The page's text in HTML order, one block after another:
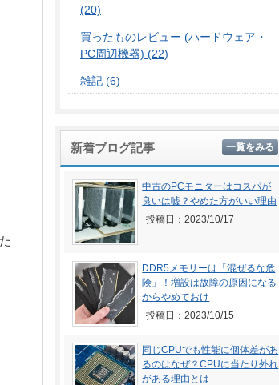
(20)
買ったものレビュー (ハードウェア・
PC周辺機器) (22)
雑記 (6)
新着ブログ記事 一覧をみる
中古のPCモニターはコスパが
良いは嘘？やめた方がいい理由
投稿日：2023/10/17
DDR5メモリーは「混ぜるな危
険」！増設は故障の原因になる
からやめておけ
投稿日：2023/10/15
同じCPUでも性能に個体差があ
るのはなぜ？CPUに当たり外れ
がある理由とは